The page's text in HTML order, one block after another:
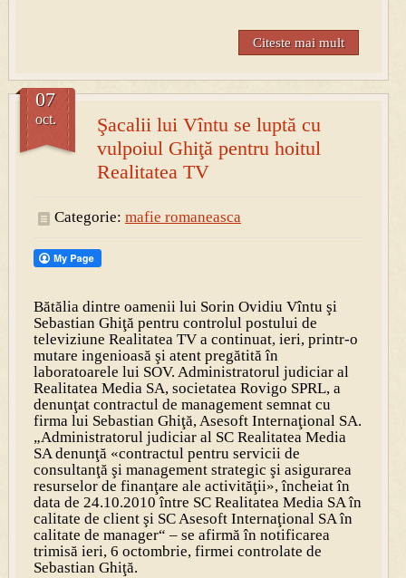
Citeste mai mult
Şacalii lui Vîntu se luptă cu
vulpoiul Ghiţă pentru hoitul
Realitatea TV
07
oct.
Categorie: mafie romaneasca
Bătălia dintre oamenii lui Sorin Ovidiu Vîntu şi
Sebastian Ghiţă pentru controlul postului de
televiziune Realitatea TV a continuat, ieri, printr-o
mutare ingenioasă şi atent pregătită în
laboratoarele lui SOV. Administratorul judiciar al
Realitatea Media SA, societatea Rovigo SPRL, a
denunţat contractul de management semnat cu
firma lui Sebastian Ghiţă, Asesoft Internaţional SA.
„Administratorul judiciar al SC Realitatea Media
SA denunţă «contractul pentru servicii de
consultanţă şi management strategic şi asigurarea
resurselor de finanţare ale activităţii», încheiat în
data de 24.10.2010 între SC Realitatea Media SA în
calitate de client şi SC Asesoft Internaţional SA în
calitate de manager“ – se afirmă în notificarea
trimisă ieri, 6 octombrie, firmei controlate de
Sebastian Ghiţă.